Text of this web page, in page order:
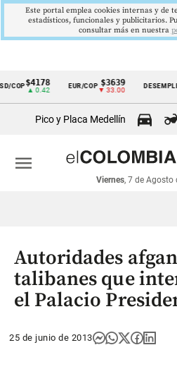
Cintillo
económicos
Colombia
COP$4178
▲ 0.42
EUR/COP $3639
▼ 33.00
DESEMPLEO
Pico y Placa Medellín
Viernes, 7 de Agosto
menu
Autoridades
talibanes que
el Palacio
25 de junio de 2013
Este portal emplea cookies internas y de
estadísticos, funcionales y publicitarios.
consultar más en nuestra